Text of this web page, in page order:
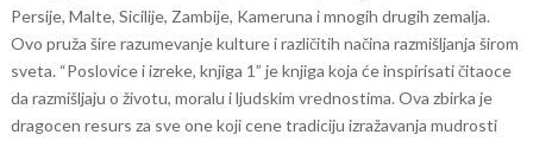
Persije, Malte, Sicilije, Zambije, Kameruna i mnogih drugih zemalja.
Ovo pruža šire razumevanje kulture i različitih načina razmišljanja širom
sveta. “Poslovice i izreke, knjiga 1” je knjiga koja će inspirisati čitaoce
da razmišljaju o životu, moralu i ljudskim vrednostima. Ova zbirka je
dragocen resurs za sve one koji cene tradiciju izražavanja mudrosti